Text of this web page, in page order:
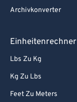
Archivkonverter
Einheitenrechner
Lbs Zu Kg
Kg Zu Lbs
Feet Zu Meters